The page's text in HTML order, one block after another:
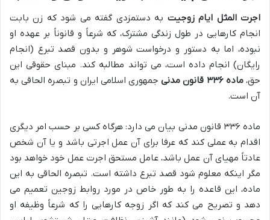
اجرت المثل ایام زوجیت به دستمزدی گفته می شود که زن بابت
انجام کارهایی در طول زندگی مشترک، که شرعاً و قانوناً بر عهده او
نبوده، اما به دستور و درخواست شوهر و بدون قصد تبرع (انجام
رایگان) انجام داده است، می تواند مطالبه کند. مبنای حقوقی این
حق،ماده ۳۳۶ قانون مدنی
جمهوری اسلامی ایران و تبصره الحاقی به
آن است.
ماده ۳۳۶ قانون مدنی بیان می دارد: هرگاه کسی بر حسب امر دیگری
اقدام به عملی کند که عرفا برای آن عمل اجرتی باشد و یا آن شخص
عادتاً مهیای آن عمل باشد، عامل مستحق اجرت عمل خود خواهد بود
مگر اینکه معلوم شود قصد تبرع داشته است. تبصره الحاقی به این
ماده، این قاعده را به طور خاص در مورد روابط زوجین تعمیم می
دهد و تصریح می کند که اگر زوجه کارهایی را که شرعاً وظیفه او